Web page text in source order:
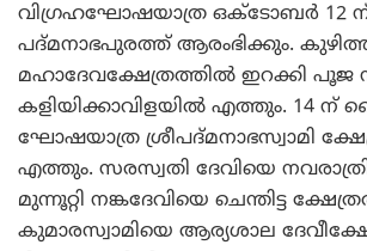
വിഗ്രഹഘോഷയാത്ര ഒക്‌ടോബര്‍ 12
പദ്മനാഭപുരത്ത് ആരംഭിക്കും.
മഹാദേവക്ഷേത്രത്തില്‍ ഇറക്കി പൂജ
കളിയിക്കാവിളയില്‍ എത്തും. 14 ന്
ഘോഷയാത്ര ശ്രീപദ്മനാഭസ്വാമി
എത്തും. സരസ്വതി ദേവിയെ
മുന്നൂറ്റി നങ്കദേവിയെ ചെന്തിട്ട
കുമാരസ്വാമിയെ ആര്യശാല